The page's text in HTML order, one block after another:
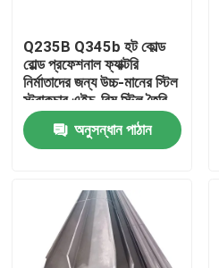
আমাদের সম্পর্কে
Q235B Q345b হট কোল্ড
রোল্ড প্রফেশনাল ফ্যাক্টরি
নির্মাতাদের জন্য উচ্চ-মানের স্টিল
স্ট্রাকচার এইচ-বিম স্টিল তৈরি
করে এইচ বিম হলো সেকশন
অনুসন্ধান পাঠান